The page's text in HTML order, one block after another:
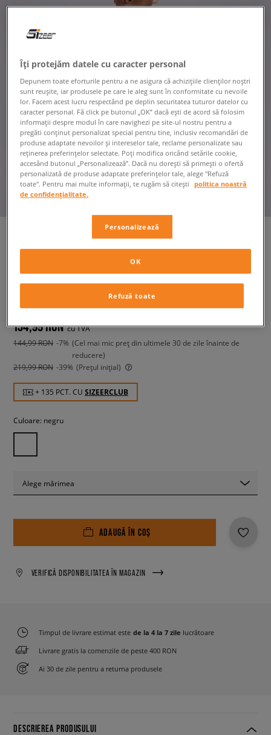
JORDAN BLUZĂ JDN MJ BRKLN
FLC CREW BOY
copii, bluze
134,99 RON cu TVA
144,99 RON -7% (Cel mai mic preț din ultimele 30 de zile înainte de
reducere)
219,99 RON -39% (Prețul inițial)
+ 135 PCT. CU SIZEERCLUB
Culoare: negru
Alege mărimea
ADAUGĂ ÎN COȘ
VERIFICĂ DISPONIBILITATEA ÎN MAGAZIN
Timpul de livrare estimat este de la 4 la 7 zile lucrătoare
Livrare gratis la comenzile de peste 400 RON
Ai 30 de zile pentru a returna produsele
DESCRIEREA PRODUSULUI
Îți protejăm datele cu caracter personal
Depunem toate eforturile pentru a ne asigura că achizițiile clienților noștri
sunt reușite, iar produsele pe care le aleg sunt în conformitate cu nevoile
lor. Facem acest lucru respectând pe deplin securitatea tuturor datelor cu
caracter personal. Fă click pe butonul „OK” dacă ești de acord să folosim
informații despre modul în care navighezi pe site-ul nostru pentru a
pregăti conținut personalizat special pentru tine, inclusiv recomandări de
produse adaptate nevoilor și intereselor tale, reclame personalizate sau
reținerea preferințelor selectate. Poți modifica oricând setările cookie,
accesând butonul „Personalizează”. Dacă nu dorești să primești o ofertă
personalizată de produse adaptate preferințelor tale, alege "Refuză
toate". Pentru mai multe informații, te rugăm să citești
politica noastră
de confidențialitate.
Personalizează
Refuză toate
OK